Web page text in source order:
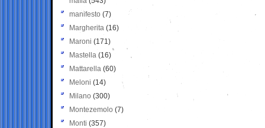
manifesto (7)
Margherita (16)
Maroni (171)
Mastella (16)
Mattarella (60)
Meloni (14)
Milano (300)
Montezemolo (7)
Monti (357)